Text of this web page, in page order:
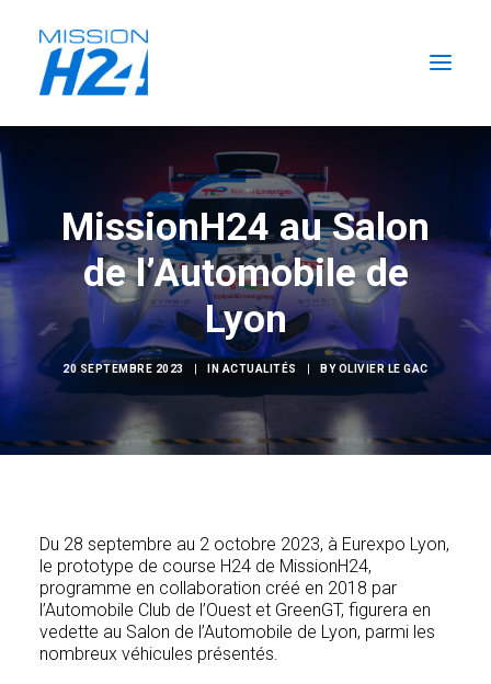
LES ACTUALITÉS
LA MISSION
L’ÉCURIE
FORMATIONS H2
RECHERCHER
MissionH24 au Salon
de l’Automobile de
Lyon
20 SEPTEMBRE 2023 IN ACTUALITÉS BYOLIVIER LE GAC
Du 28 septembre au 2 octobre 2023, à Eurexpo Lyon,
le prototype de course H24 de MissionH24,
programme en collaboration créé en 2018 par
l’Automobile Club de l’Ouest et GreenGT, figurera en
vedette au Salon de l’Automobile de Lyon, parmi les
nombreux véhicules présentés.